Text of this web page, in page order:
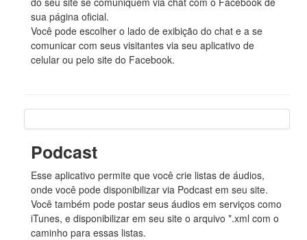
sua página oficial.
Você pode escolher o lado de exibição do chat e a se
comunicar com seus visitantes via seu aplicativo de
celular ou pelo site do Facebook.
Podcast
Esse aplicativo permite que você crie listas de áudios,
onde você pode disponibilizar via Podcast em seu site.
Você também pode postar seus áudios em serviços como
iTunes, e disponibilizar em seu site o arquivo *.xml com o
caminho para essas listas.